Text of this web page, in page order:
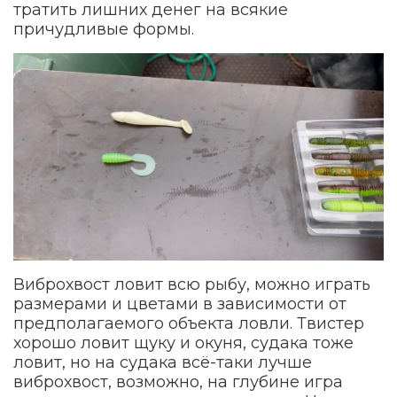
тратить лишних денег на всякие
причудливые формы.
Виброхвост ловит всю рыбу, можно играть
размерами и цветами в зависимости от
предполагаемого объекта ловли. Твистер
хорошо ловит щуку и окуня, судака тоже
ловит, но на судака всё-таки лучше
виброхвост, возможно, на глубине игра